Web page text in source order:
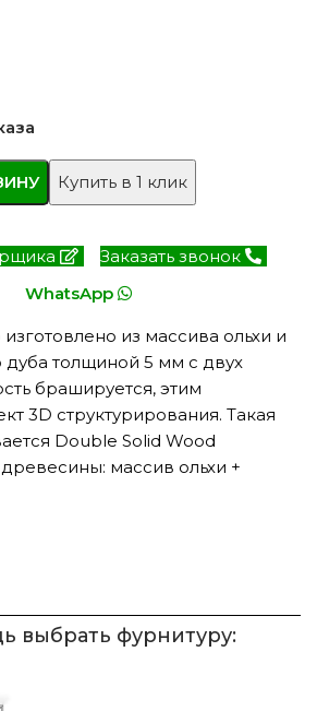
Купить в 1 клик
Заказать звонок
WhatsApp
из массива ольхи и
толщиной 5 мм с двух
брашируется, этим
3D структурирования. Такая
Double Solid Wood
массив ольхи +
выбрать фурнитуру: